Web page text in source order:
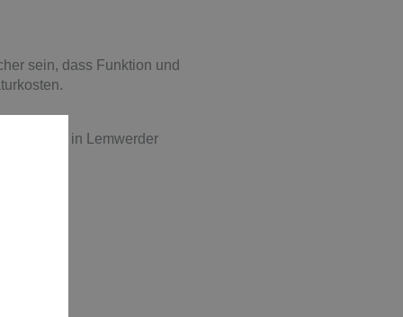
sein, dass Funktion und
in Lemwerder